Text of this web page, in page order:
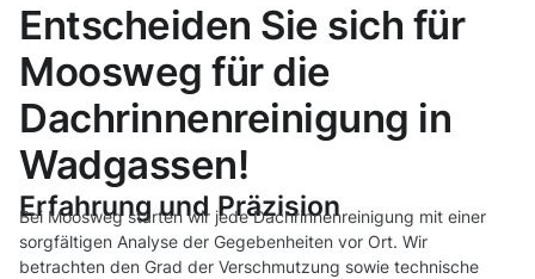
Entscheiden Sie sich für
Moosweg für die
Dachrinnenreinigung in
Wadgassen!
Erfahrung und Präzision
Bei Moosweg starten wir jede Dachrinnenreinigung mit einer
sorgfältigen Analyse der Gegebenheiten vor Ort. Wir
betrachten den Grad der Verschmutzung sowie technische